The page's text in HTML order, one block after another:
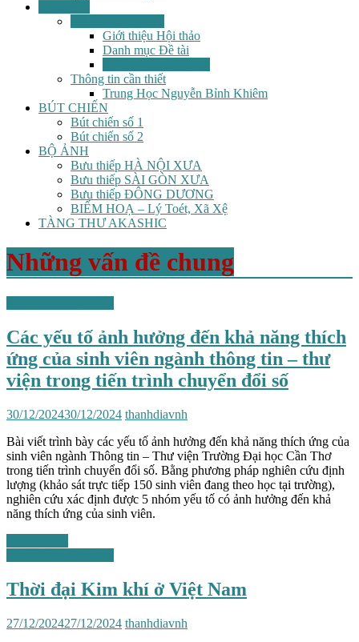
Giới thiệu Hội thảo
Danh mục Đề tài
Thông tin cần thiết
Trung Học Nguyễn Bỉnh Khiêm
BÚT CHIẾN
Bút chiến số 1
Bút chiến số 2
BỘ ẢNH
Bưu thiếp HÀ NỘI XƯA
Bưu thiếp SÀI GÒN XƯA
Bưu thiếp ĐÔNG DƯƠNG
BIẾM HOẠ – Lý Toét, Xã Xệ
TÀNG THƯ AKASHIC
Những vấn đề chung
Các yếu tố ảnh hưởng đến khả năng thích
ứng của sinh viên ngành thông tin – thư
viện trong tiến trình chuyển đổi số
30/12/202430/12/2024 thanhdiavnh
Bài viết trình bày các yếu tố ảnh hưởng đến khả năng thích ứng của
sinh viên ngành Thông tin – Thư viện Trường Đại học Cần Thơ
trong tiến trình chuyển đổi số. Bằng phương pháp nghiên cứu định
lượng (khảo sát trực tiếp 150 sinh viên đang theo học tại trường),
nghiên cứu xác định được 5 nhóm yếu tố có ảnh hưởng đến khả
năng thích ứng của sinh viên.
Thời đại Kim khí ở Việt Nam
27/12/202427/12/2024 thanhdiavnh